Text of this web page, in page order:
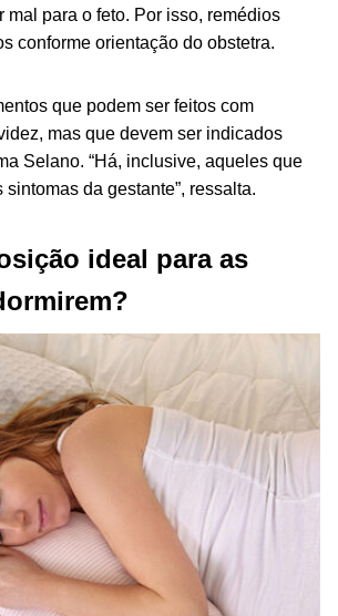
mal para o feto. Por isso, remédios
conforme orientação do obstetra.
que podem ser feitos com
mas que devem ser indicados
Selano. “Há, inclusive, aqueles que
da gestante”, ressalta.
ideal para as